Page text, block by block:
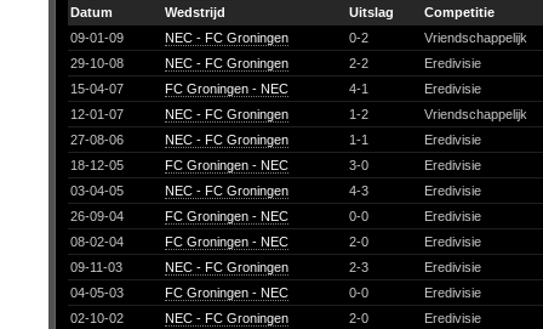
Datum
Wedstrijd Uitslag
Competitie
09-01-09
NEC - FC Groningen 0-2
Vriendschappelijk
29-10-08
NEC - FC Groningen 2-2
Eredivisie
15-04-07
FC Groningen - NEC 4-1
Eredivisie
12-01-07
NEC - FC Groningen 1-2
Vriendschappelijk
27-08-06
NEC - FC Groningen 1-1
Eredivisie
18-12-05
FC Groningen - NEC 3-0
Eredivisie
03-04-05
NEC - FC Groningen 4-3
Eredivisie
26-09-04
FC Groningen - NEC 0-0
Eredivisie
08-02-04
FC Groningen - NEC 2-0
Eredivisie
09-11-03
NEC - FC Groningen 2-3
Eredivisie
04-05-03
FC Groningen - NEC 0-0
Eredivisie
02-10-02
NEC - FC Groningen 2-0
Eredivisie